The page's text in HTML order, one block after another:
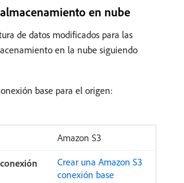
en nube
de datos modificados para las
en la nube siguiendo
base para el origen:
Amazon S3
Crear una Amazon S3
conexión base